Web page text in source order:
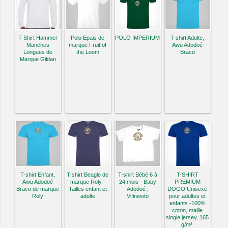
T-Shirt Hammer
Manches
Longues de
Marque Gildan
Polo Epais de
marque Fruit of
the Loom
POLO IMPERIUM
T-shirt Adulte,
Awu Adodoé
Braco
T-shirt Enfant,
Awu Adodoé
Braco de marque
Roly
T-shirt Beagle de
marque Roly -
Tailles enfant et
adulte
T-shirt Bébé 6 à
24 mois - Baby
Adodoé ,
Vifinwoto
T-SHIRT
PREMIUM
DOGO Unisexe
pour adultes et
enfants -100%
coton, maille
single jersey, 165
g/m².